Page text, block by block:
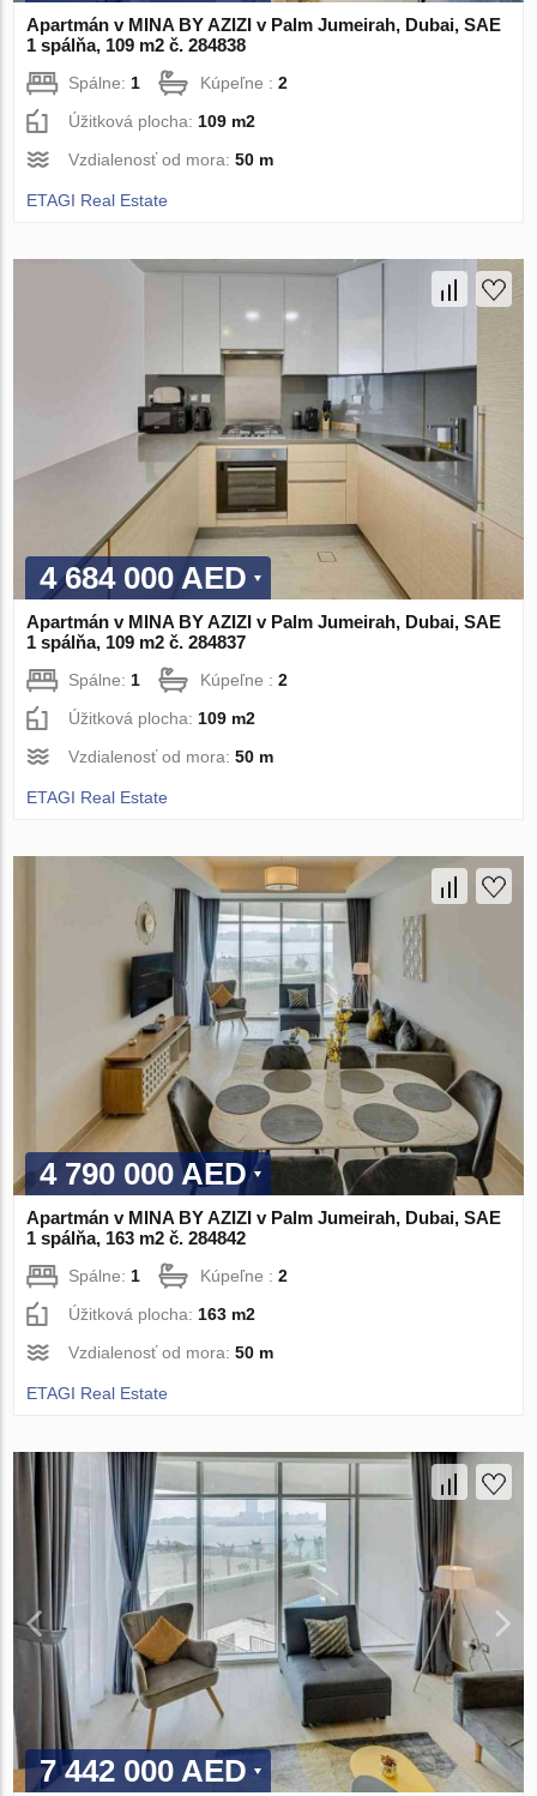
Apartmán v MINA BY AZIZI v Palm Jumeirah, Dubai, SAE
1 spálňa, 109 m2 č. 284838
Spálne: 1 Kúpeľne :2
Úžitková plocha: 109 m2
Vzdialenosť od mora:50 m
ETAGI Real Estate
4 684 000 AED
Apartmán v MINA BY AZIZI v Palm Jumeirah, Dubai, SAE
1 spálňa, 109 m2 č. 284837
Spálne: 1 Kúpeľne :2
Úžitková plocha: 109 m2
Vzdialenosť od mora:50 m
ETAGI Real Estate
4 790 000 AED
Apartmán v MINA BY AZIZI v Palm Jumeirah, Dubai, SAE
1 spálňa, 163 m2 č. 284842
Spálne:1 Kúpeľne :2
Úžitková plocha:163 m2
Vzdialenosť od mora:50 m
ETAGI Real Estate
7 442 000 AED